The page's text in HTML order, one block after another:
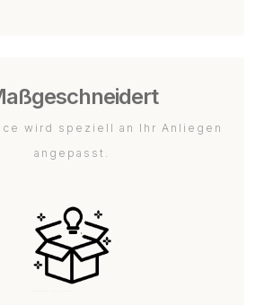
wird speziell an Ihr Anliegen
angepasst.